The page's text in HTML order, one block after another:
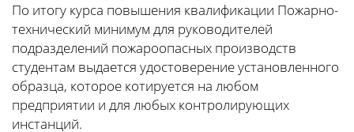
По итогу курса повышения квалификации Пожарно-
технический минимум для руководителей
подразделений пожароопасных производств
студентам выдается удостоверение установленного
образца, которое котируется на любом
предприятии и для любых контролирующих
инстанций.